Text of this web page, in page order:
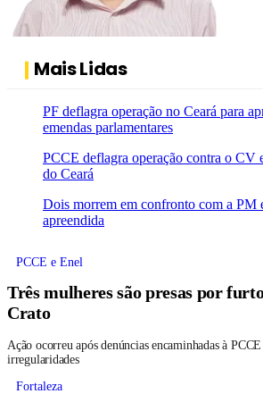
Mais Lidas
PF deflagra operação no Ceará para
emendas parlamentares
PCCE deflagra operação contra o CV
do Ceará
Dois morrem em confronto com a PM
apreendida
PCCE e Enel
Três mulheres são presas por
Crato
Ação ocorreu após denúncias encaminhadas à PCCE
irregularidades
Fortaleza